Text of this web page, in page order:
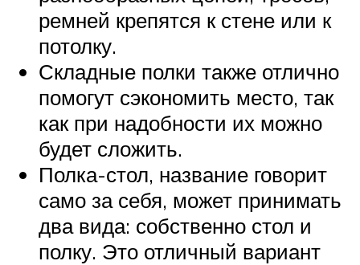
ремней крепятся к стене или к
потолку.
Складные полки также отлично
помогут сэкономить место, так
как при надобности их можно
будет сложить.
Полка-стол, название говорит
само за себя, может принимать
два вида: собственно стол и
полку. Это отличный вариант